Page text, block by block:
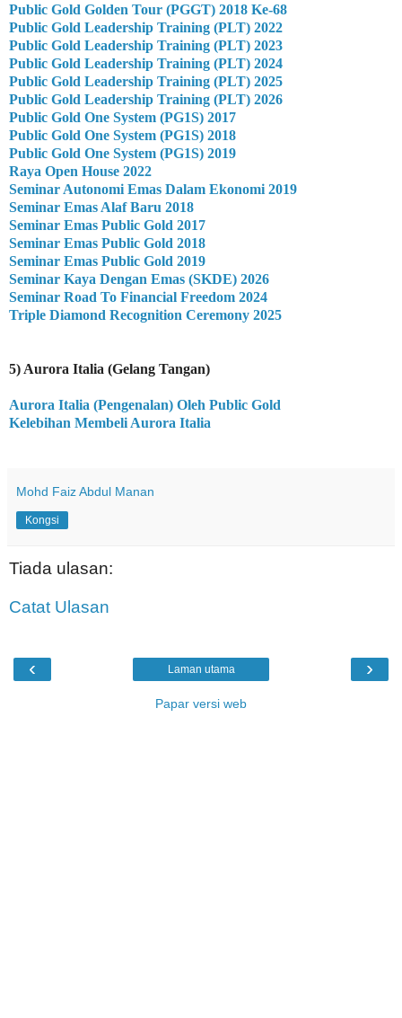
Public Gold Golden Tour (PGGT) 2018 Ke-68
Public Gold Leadership Training (PLT) 2022
Public Gold Leadership Training (PLT) 2023
Public Gold Leadership Training (PLT) 2024
Public Gold Leadership Training (PLT) 2025
Public Gold Leadership Training (PLT) 2026
Public Gold One System (PG1S) 2017
Public Gold One System (PG1S) 2018
Public Gold One System (PG1S) 2019
Raya Open House 2022
Seminar Autonomi Emas Dalam Ekonomi 2019
Seminar Emas Alaf Baru 2018
Seminar Emas Public Gold 2017
Seminar Emas Public Gold 2018
Seminar Emas Public Gold 2019
Seminar Kaya Dengan Emas (SKDE) 2026
Seminar Road To Financial Freedom 2024
Triple Diamond Recognition Ceremony 2025
Aurora Italia (Gelang Tangan)
Aurora Italia (Pengenalan) Oleh Public Gold
Kelebihan Membeli Aurora Italia
Mohd Faiz Abdul Manan
Kongsi
Tiada ulasan:
Catat Ulasan
‹ ›
Laman utama
Papar versi web